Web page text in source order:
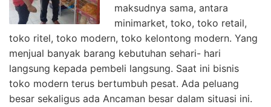
maksudnya sama, antara
minimarket, toko, toko retail,
toko ritel, toko modern, toko kelontong modern. Yang
menjual banyak barang kebutuhan sehari- hari
langsung kepada pembeli langsung. Saat ini bisnis
toko modern terus bertumbuh pesat. Ada peluang
besar sekaligus ada Ancaman besar dalam situasi ini.